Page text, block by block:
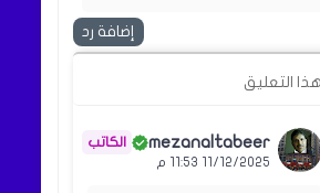
إضافة رد
التعليق
mezanaltabeer
11/12/2025 11:53 م